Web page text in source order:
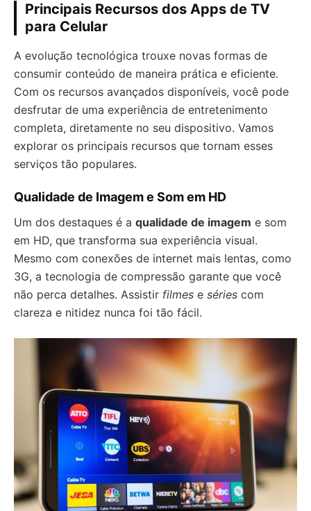
Principais Recursos dos Apps de TV
para Celular
A evolução tecnológica trouxe novas formas de
consumir conteúdo de maneira prática e eficiente.
Com os recursos avançados disponíveis, você pode
desfrutar de uma experiência de entretenimento
completa, diretamente no seu dispositivo. Vamos
explorar os principais recursos que tornam esses
serviços tão populares.
Qualidade de Imagem e Som em HD
Um dos destaques é a qualidade de imagem e som
em HD, que transforma sua experiência visual.
Mesmo com conexões de internet mais lentas, como
3G, a tecnologia de compressão garante que você
não perca detalhes. Assistir filmes e séries com
clareza e nitidez nunca foi tão fácil.